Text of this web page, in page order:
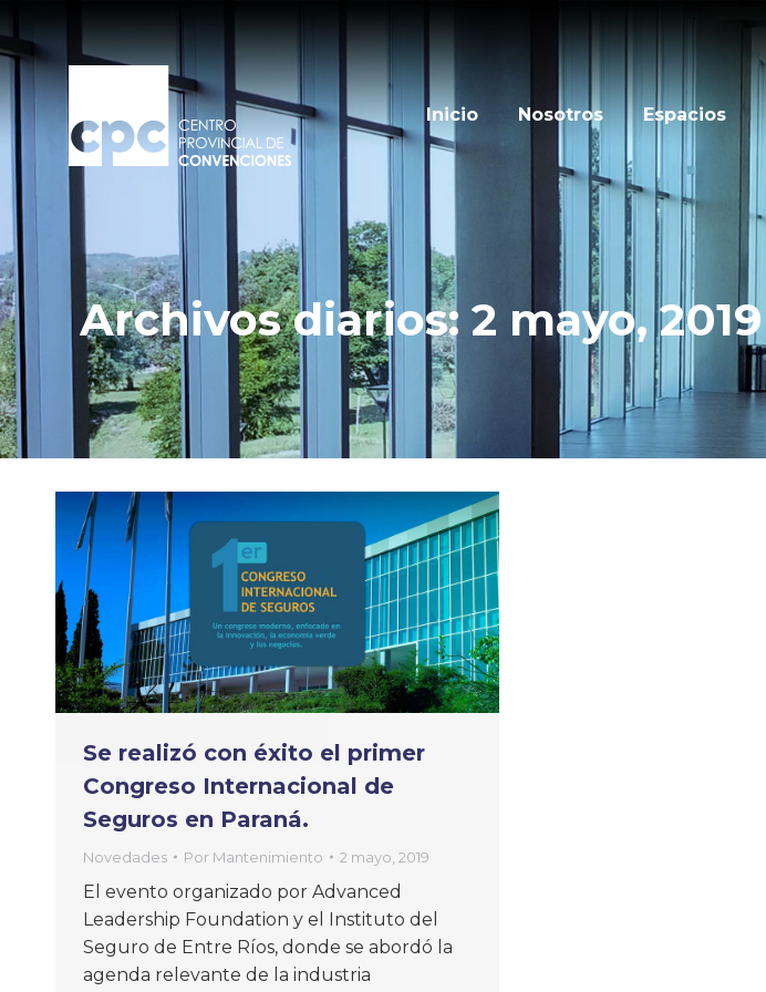
Inicio Nosotros Espacios
Archivos diarios: 2 mayo, 2019
Se realizó con éxito el primer
Congreso Internacional de
Seguros en Paraná.
Novedades Por Mantenimiento 2 mayo, 2019
El evento organizado por Advanced
Leadership Foundation y el Instituto del
Seguro de Entre Ríos, donde se abordó la
agenda relevante de la industria